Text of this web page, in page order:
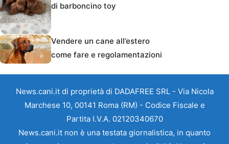
di barboncino toy
Vendere un cane all’estero
come fare e regolamentazioni
News.cani.it di proprietà di DADAFREE SRL - Via Nicola
Marchese 10, 00141 Roma (RM) - Codice Fiscale e
Partita I.V.A. 02120340670
News.cani.it non è una testata giornalistica, in quanto